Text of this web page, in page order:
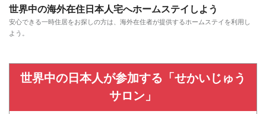
世界中の海外在住日本人宅へホームステイしよう
安心できる一時住居をお探しの方は、海外在住者が提供するホームステイを利用し
よう。
世界中の日本人が参加する「せかいじゅう
サロン」